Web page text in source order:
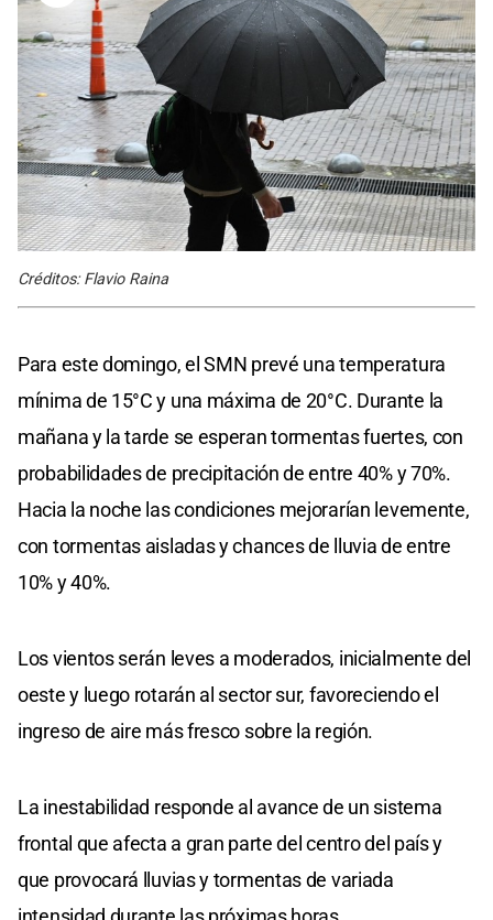
Créditos: Flavio Raina
Para este domingo, el SMN prevé una temperatura
mínima de 15°C y una máxima de 20°C. Durante la
mañana y la tarde se esperan tormentas fuertes, con
probabilidades de precipitación de entre 40% y 70%.
Hacia la noche las condiciones mejorarían levemente,
con tormentas aisladas y chances de lluvia de entre
10% y 40%.
Los vientos serán leves a moderados, inicialmente del
oeste y luego rotarán al sector sur, favoreciendo el
ingreso de aire más fresco sobre la región.
La inestabilidad responde al avance de un sistema
frontal que afecta a gran parte del centro del país y
que provocará lluvias y tormentas de variada